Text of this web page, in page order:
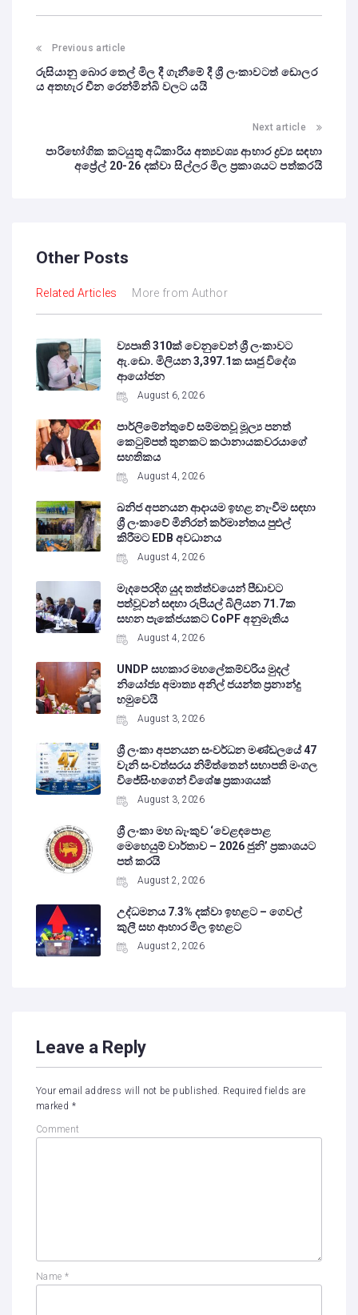
Previous article
රුසියානු බොර තෙල් මිල දී ගැනීමේ දී ශ්‍රී ලංකාවටත් ඩොලර
ය අතහැර චීන රෙන්මින්බි වලට යයි
Next article
පාරිභෝගික කටයුතු අධිකාරිය අත්‍යවශ්‍ය ආහාර ද්‍රව්‍ය සඳහා
අප්‍රේල් 20-26 දක්වා සිල්ලර මිල ප්‍රකාශයට පත්කරයි
Other Posts
Related Articles More from Author
ව්‍යපෘති 310ක් වෙනුවෙන් ශ්‍රී ලංකාවට
ඇ.ඩො. මිලියන 3,397.1ක සෘජු විදේශ
ආයෝජන
August 6, 2026
පාර්ලිමේන්තුවේ සම්මතවූ මූල්‍ය පනත්
කෙටුම්පත් තුනකට කථානායකවරයාගේ
සහතිකය
August 4, 2026
ඛනිජ අපනයන ආදායම ඉහළ නැංවීම සඳහා
ශ්‍රී ලංකාවේ මිනිරන් කර්මාන්තය පුළුල්
කිරීමට EDB අවධානය
August 4, 2026
මැදපෙරදිග යුද තත්ත්වයෙන් පීඩාවට
පත්වූවන් සඳහා රුපියල් බිලියන 71.7ක
සහන පැකේජයකට CoPF අනුමැතිය
August 4, 2026
UNDP සහකාර මහලේකම්වරිය මුදල්
නියෝජ්‍ය අමාත්‍ය අනිල් ජයන්ත ප්‍රනාන්දු
හමුවෙයි
August 3, 2026
ශ්‍රී ලංකා අපනයන සංවර්ධන මණ්ඩලයේ 47
වැනි සංවත්සරය නිමිත්තෙන් සභාපති මංගල
විජේසිංහගෙන් විශේෂ ප්‍රකාශයක්
August 3, 2026
ශ්‍රී ලංකා මහ බැංකුව ‘වෙළඳපොළ
මෙහෙයුම් වාර්තාව – 2026 ජුනි’ ප්‍රකාශයට
පත් කරයි
August 2, 2026
උද්ධමනය 7.3% දක්වා ඉහළට – ගෙවල්
කුලී සහ ආහාර මිල ඉහළට
August 2, 2026
Leave a Reply
Your email address will not be published. Required fields are
marked *
Comment
Name *